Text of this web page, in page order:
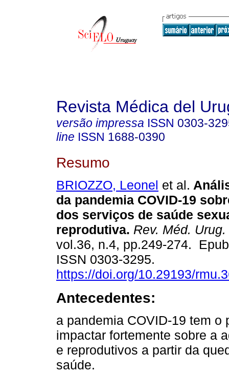
Revista Médica del
versão impressa ISSN 0303-
line ISSN 1688-0390
Resumo
BRIOZZO, Leonel et al.
da pandemia COVID-19
dos serviços de saúde
reprodutiva. Rev. Méd. Urug.
vol.36, n.4, pp.249-274.
ISSN 0303-3295.
https://doi.org/10.29193/
Antecedentes:
a pandemia COVID-19 tem o
impactar fortemente sobre a
e reprodutivos a partir da
saúde.